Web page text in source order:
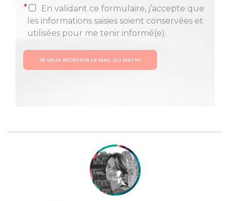
*
En validant ce formulaire, j’accepte que
les informations saisies soient conservées et
utilisées pour me tenir informé(e).
JE VEUX RECEVOIR LE MAIL DU MATIN